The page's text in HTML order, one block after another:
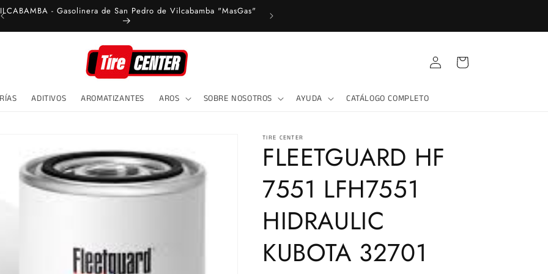
ADITIVOS AROMATIZANTES AROS SOBRE NOSOTROS AYUDA CATÁLOGO COMPLETO
Iniciar
sesión
Carrito
TIRE CENTER
FLEETGUARD HF
7551 LFH7551
HIDRAULIC
KUBOTA 32701